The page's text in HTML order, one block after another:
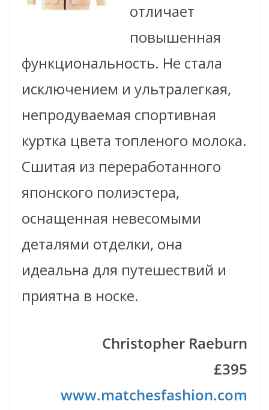
отличает
повышенная
функциональность. Не стала
исключением и ультралегкая,
непродуваемая спортивная
куртка цвета топленого молока.
Сшитая из переработанного
японского полиэстера,
оснащенная невесомыми
деталями отделки, она
идеальна для путешествий и
приятна в носке.
Christopher Raeburn
£395
www.matchesfashion.com